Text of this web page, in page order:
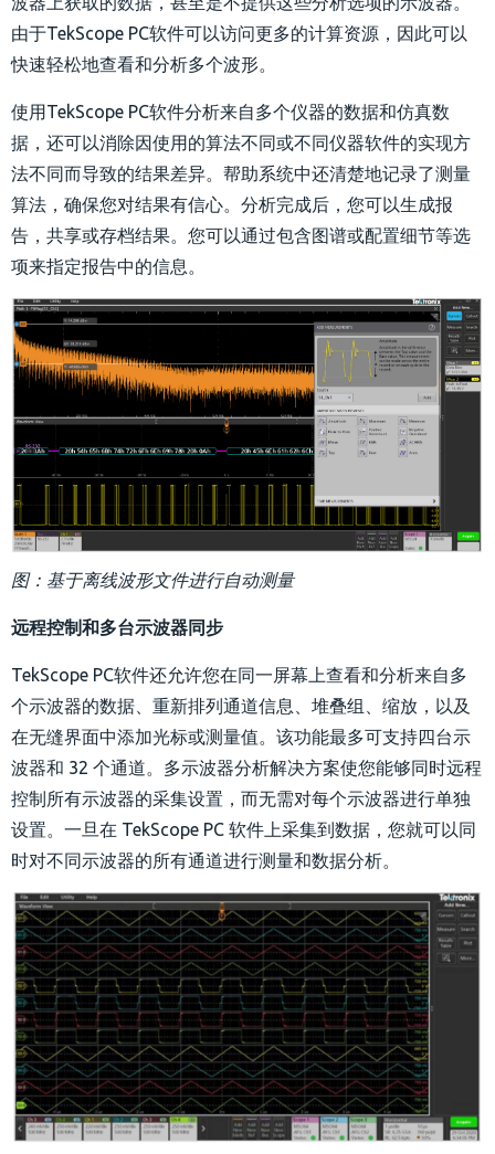
由于TekScope PC软件可以访问更多的计算资源，因此可以
快速轻松地查看和分析多个波形。
使用TekScope PC软件分析来自多个仪器的数据和仿真数
据，还可以消除因使用的算法不同或不同仪器软件的实现方
法不同而导致的结果差异。帮助系统中还清楚地记录了测量
算法，确保您对结果有信心。分析完成后，您可以生成报
告，共享或存档结果。您可以通过包含图谱或配置细节等选
项来指定报告中的信息。
图：基于离线波形文件进行自动测量
远程控制和多台示波器同步
TekScope PC软件还允许您在同一屏幕上查看和分析来自多
个示波器的数据、重新排列通道信息、堆叠组、缩放，以及
在无缝界面中添加光标或测量值。该功能最多可支持四台示
波器和 32 个通道。多示波器分析解决方案使您能够同时远程
控制所有示波器的采集设置，而无需对每个示波器进行单独
设置。一旦在 TekScope PC 软件上采集到数据，您就可以同
时对不同示波器的所有通道进行测量和数据分析。